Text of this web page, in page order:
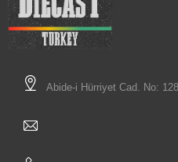
Abide-i Hürriyet Cad. No: